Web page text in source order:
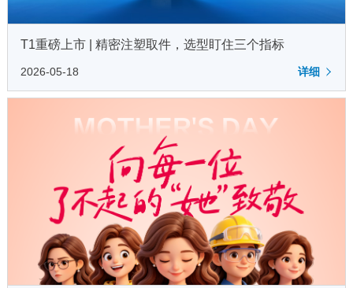
T1重磅上市 | 精密注塑取件，选型盯住三个指标
2026-05-18 详细